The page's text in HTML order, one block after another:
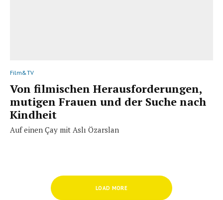
Film&TV
Von filmischen Herausforderungen,
mutigen Frauen und der Suche nach
Kindheit
Auf einen Çay mit Aslı Özarslan
LOAD MORE